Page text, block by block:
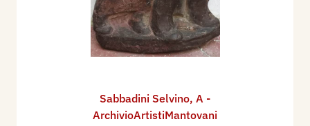
Sabbadini Selvino, A -
ArchivioArtistiMantovani